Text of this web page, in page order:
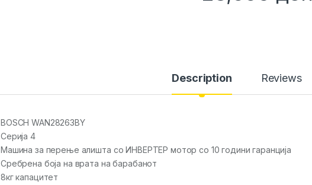
Description Reviews
BOSCH WAN28263BY
Серија 4
Машина за перење алишта со ИНВЕРТЕР мотор со 10 години гаранција
Сребрена боја на врата на барабанот
8кг капацитет